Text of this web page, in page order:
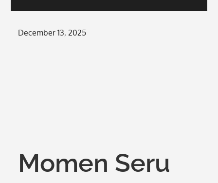
Posted
December 13, 2025
Momen Seru